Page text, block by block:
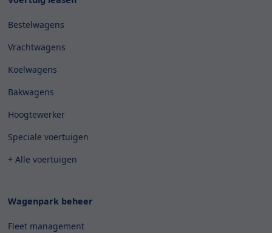
Bestelwagens
Vrachtwagens
Koelwagens
Bakwagens
Hoogtewerker
Speciale voertuigen
+ Alle voertuigen
Wagenpark beheer
Fleet management